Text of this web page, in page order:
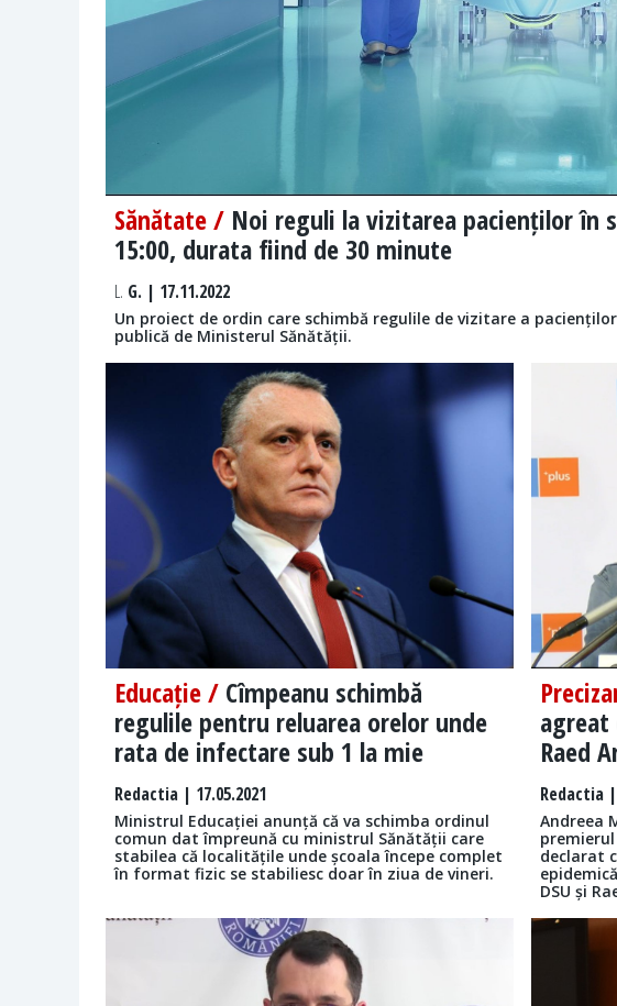
Sănătate / Noi reguli la vizitarea pacienților în
15:00, durata fiind de 30 minute
L. G. | 17.11.2022
Un proiect de ordin care schimbă regulile de vizitare a
publică de Ministerul Sănătății.
Educație / Cîmpeanu schimbă
regulile pentru reluarea orelor unde
rata de infectare sub 1 la mie
Redactia | 17.05.2021
Ministrul Educației anunță că va schimba ordinul
comun dat împreună cu ministrul Sănătății care
stabilea că localitățile unde școala începe complet
în format fizic se stabiliesc doar în ziua de vineri.
agreat
Raed
Redactia|
Andreea
declarat
DSU și